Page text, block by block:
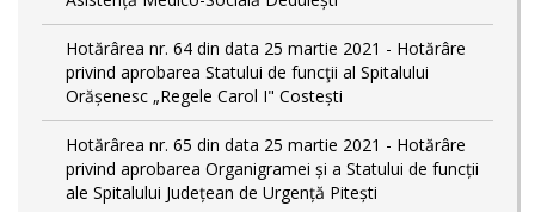
Hotărârea nr. 64 din data 25 martie 2021 - Hotărâre
privind aprobarea Statului de funcţii al Spitalului
Orășenesc „Regele Carol I" Costești
Hotărârea nr. 65 din data 25 martie 2021 - Hotărâre
privind aprobarea Organigramei și a Statului de funcții
ale Spitalului Județean de Urgență Pitești